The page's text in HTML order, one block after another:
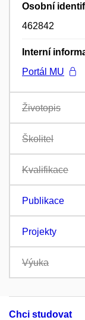
Osobní
462842
Interní
Portál MU
Životopis
Školitel
Kvalifikace
Publikace
Projekty
Výuka
Chci studovat